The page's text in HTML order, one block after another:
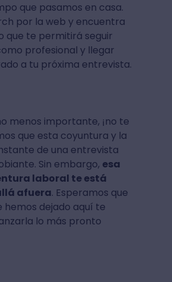
que pasamos en casa.
por la web y encuentra
que te permitirá seguir
profesional y llegar
a tu próxima entrevista.
menos importante, ¡no te
que esta coyuntura y la
de una entrevista
Sin embargo, esa
laboral te está
afuera. Esperamos que
hemos dejado aquí te
lo más pronto